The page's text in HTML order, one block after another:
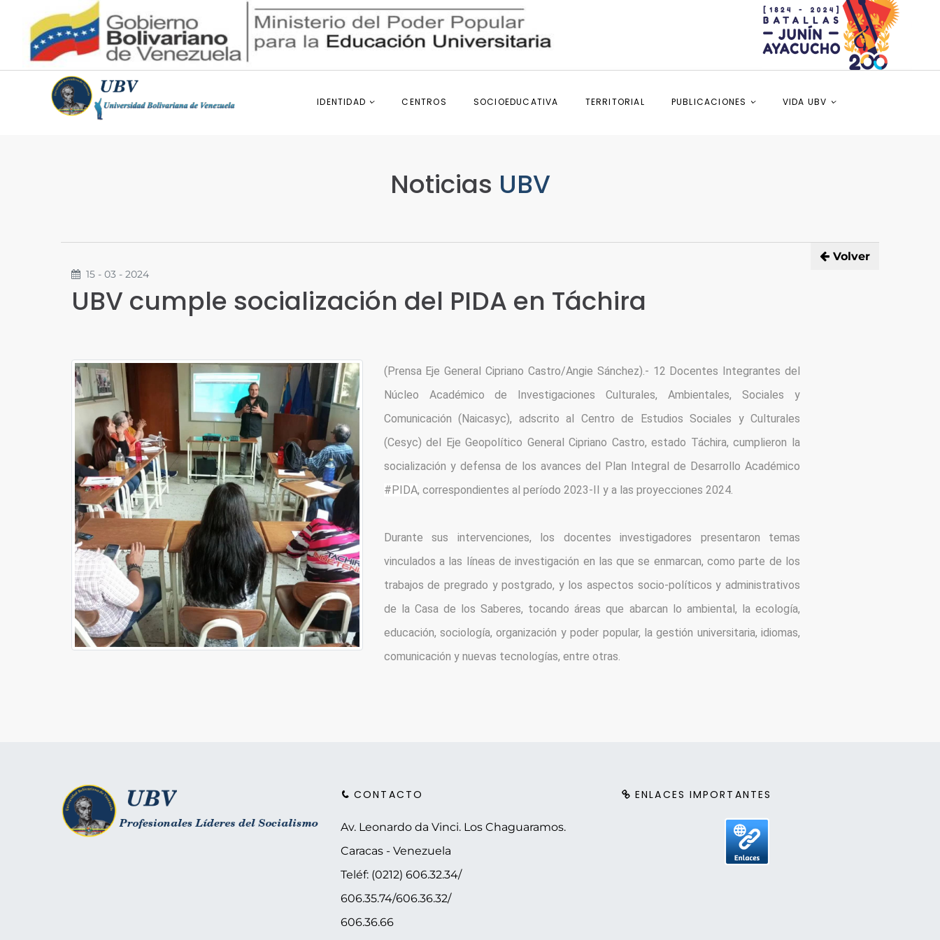
IDENTIDAD CENTROS SOCIOEDUCATIVA TERRITORIAL PUBLICACIONES VIDA UBV
Noticias UBV
Volver
15 - 03 - 2024
UBV cumple socialización del PIDA en Táchira
(Prensa Eje General Cipriano Castro/Angie Sánchez).- 12 Docentes Integrantes del
Núcleo Académico de Investigaciones Culturales, Ambientales, Sociales y
Comunicación (Naicasyc), adscrito al Centro de Estudios Sociales y Culturales
(Cesyc) del Eje Geopolítico General Cipriano Castro, estado Táchira, cumplieron la
#PIDA, correspondientes al período 2023-II y a las proyecciones 2024.
Durante sus intervenciones, los docentes investigadores presentaron temas
vinculados a las líneas de investigación en las que se enmarcan, como parte de los
trabajos de pregrado y postgrado, y los aspectos socio-políticos y administrativos
de la Casa de los Saberes, tocando áreas que abarcan lo ambiental, la ecología,
educación, sociología, organización y poder popular, la gestión universitaria, idiomas,
comunicación y nuevas tecnologías, entre otras.
CONTACTO
Av. Leonardo da Vinci. Los Chaguaramos.
Caracas - Venezuela
Teléf: (0212) 606.32.34/
606.35.74/606.36.32/
606.36.66
ENLACES IMPORTANTES